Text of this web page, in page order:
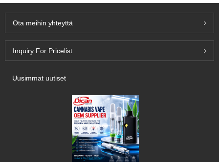
Ota meihin yhteyttä
Inquiry For Pricelist
Uusimmat uutiset